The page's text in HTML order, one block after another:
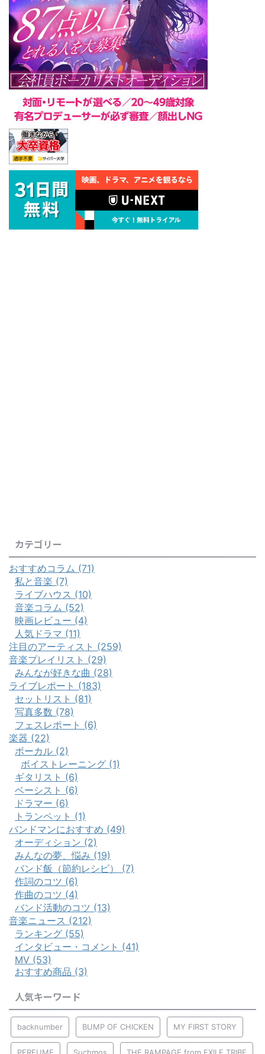
カテゴリー
おすすめコラム (71)
私と音楽 (7)
ライブハウス (10)
音楽コラム (52)
映画レビュー (4)
人気ドラマ (11)
注目のアーティスト (259)
音楽プレイリスト (29)
みんなが好きな曲 (28)
ライブレポート (183)
セットリスト (81)
写真多数 (78)
フェスレポート (6)
楽器 (22)
ボーカル (2)
ボイストレーニング (1)
ギタリスト (6)
ベーシスト (6)
ドラマー (6)
トランペット (1)
バンドマンにおすすめ (49)
オーディション (2)
みんなの夢、悩み (19)
バンド飯（節約レシピ） (7)
作詞のコツ (6)
作曲のコツ (4)
バンド活動のコツ (13)
音楽ニュース (212)
ランキング (55)
インタビュー・コメント (41)
MV (53)
おすすめ商品 (3)
人気キーワード
backnumber BUMP OF CHICKEN MY FIRST STORY
PERFUME Suchmos THE RAMPAGE from EXILE TRIBE